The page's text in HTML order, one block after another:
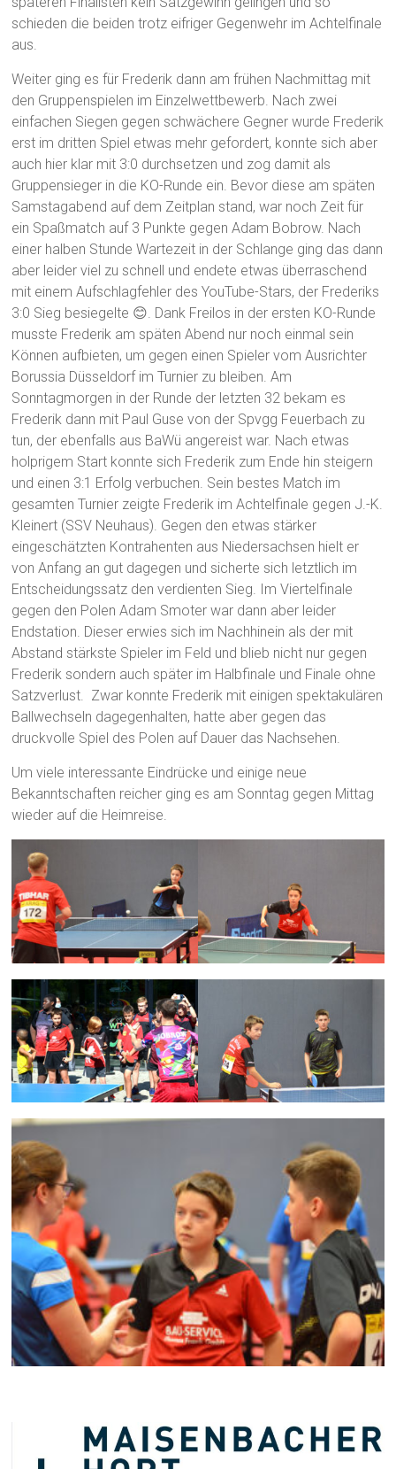
schieden die beiden trotz eifriger Gegenwehr im Achtelfinale
aus.
Weiter ging es für Frederik dann am frühen Nachmittag mit
den Gruppenspielen im Einzelwettbewerb. Nach zwei
einfachen Siegen gegen schwächere Gegner wurde Frederik
erst im dritten Spiel etwas mehr gefordert, konnte sich aber
auch hier klar mit 3:0 durchsetzen und zog damit als
Gruppensieger in die KO-Runde ein. Bevor diese am späten
Samstagabend auf dem Zeitplan stand, war noch Zeit für
ein Spaßmatch auf 3 Punkte gegen Adam Bobrow. Nach
einer halben Stunde Wartezeit in der Schlange ging das dann
aber leider viel zu schnell und endete etwas überraschend
mit einem Aufschlagfehler des YouTube-Stars, der Frederiks
3:0 Sieg besiegelte 😊. Dank Freilos in der ersten KO-Runde
musste Frederik am späten Abend nur noch einmal sein
Können aufbieten, um gegen einen Spieler vom Ausrichter
Borussia Düsseldorf im Turnier zu bleiben. Am
Sonntagmorgen in der Runde der letzten 32 bekam es
Frederik dann mit Paul Guse von der Spvgg Feuerbach zu
tun, der ebenfalls aus BaWü angereist war. Nach etwas
holprigem Start konnte sich Frederik zum Ende hin steigern
und einen 3:1 Erfolg verbuchen. Sein bestes Match im
gesamten Turnier zeigte Frederik im Achtelfinale gegen J.-K.
Kleinert (SSV Neuhaus). Gegen den etwas stärker
eingeschätzten Kontrahenten aus Niedersachsen hielt er
von Anfang an gut dagegen und sicherte sich letztlich im
Entscheidungssatz den verdienten Sieg. Im Viertelfinale
gegen den Polen Adam Smoter war dann aber leider
Endstation. Dieser erwies sich im Nachhinein als der mit
Abstand stärkste Spieler im Feld und blieb nicht nur gegen
Frederik sondern auch später im Halbfinale und Finale ohne
Satzverlust. Zwar konnte Frederik mit einigen spektakulären
Ballwechseln dagegenhalten, hatte aber gegen das
druckvolle Spiel des Polen auf Dauer das Nachsehen.
Um viele interessante Eindrücke und einige neue
Bekanntschaften reicher ging es am Sonntag gegen Mittag
wieder auf die Heimreise.